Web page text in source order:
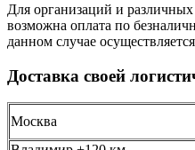
Для организаций и
возможна оплата по
данном случае осуществляется
Доставка своей
Москва